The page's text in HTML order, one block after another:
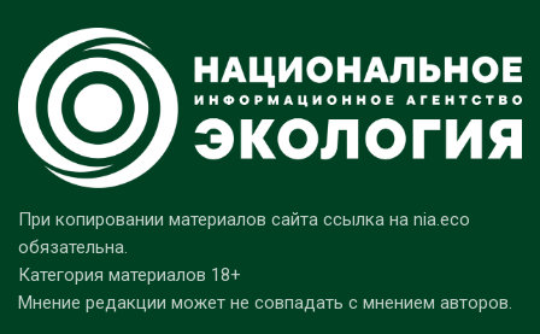
При копировании материалов сайта ссылка на nia.eco
обязательна.
Категория материалов 18+
Мнение редакции может не совпадать с мнением авторов.